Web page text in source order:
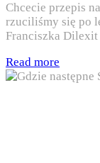
Chcecie przepis
rzuciliśmy się po
Franciszka
Read more